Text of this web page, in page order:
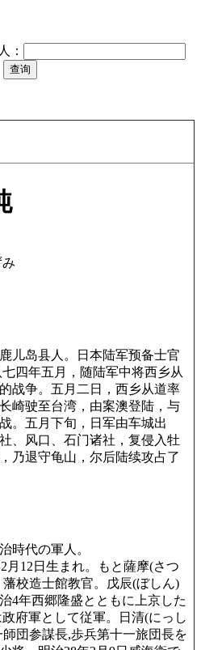
：
儿岛县人。日本陆军预备士官
四年五月，随陆军中将西乡从
战争。五月二日，西乡从道率
崎驶至台湾，由案澳登陆，与
。五月下旬，日军由车城出
、风口、石门诸社，复侵入牡
乃退守龟山，尔后陆续攻占了
時代の軍人。
月12日生まれ。もと薩摩(さつ
藩校造士館教官。戊辰(ぼしん)
4年西郷隆盛とともに上京した
府軍として従軍。日清(にっし
団参謀長,歩兵第十一旅団長を